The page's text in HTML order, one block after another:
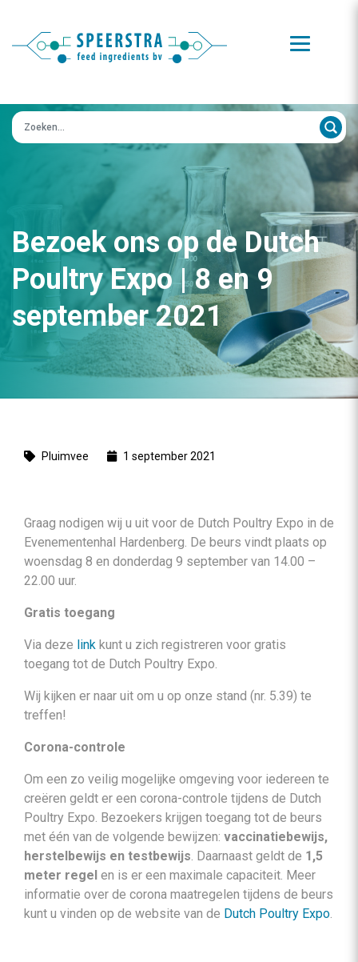
Zoeken op:
Bezoek ons op de Dutch
Poultry Expo | 8 en 9
september 2021
Pluimvee 1 september 2021
Graag nodigen wij u uit voor de Dutch Poultry Expo in de
Evenementenhal Hardenberg. De beurs vindt plaats op
woensdag 8 en donderdag 9 september van 14.00 –
22.00 uur.
Gratis toegang
Via deze link kunt u zich registreren voor gratis
toegang tot de Dutch Poultry Expo.
Wij kijken er naar uit om u op onze stand (nr. 5.39) te
treffen!
Corona-controle
Om een zo veilig mogelijke omgeving voor iedereen te
creëren geldt er een corona-controle tijdens de Dutch
Poultry Expo. Bezoekers krijgen toegang tot de beurs
met één van de volgende bewijzen: vaccinatiebewijs,
herstelbewijs en testbewijs. Daarnaast geldt de 1,5
meter regel en is er een maximale capaciteit. Meer
informatie over de corona maatregelen tijdens de beurs
kunt u vinden op de website van de Dutch Poultry Expo.